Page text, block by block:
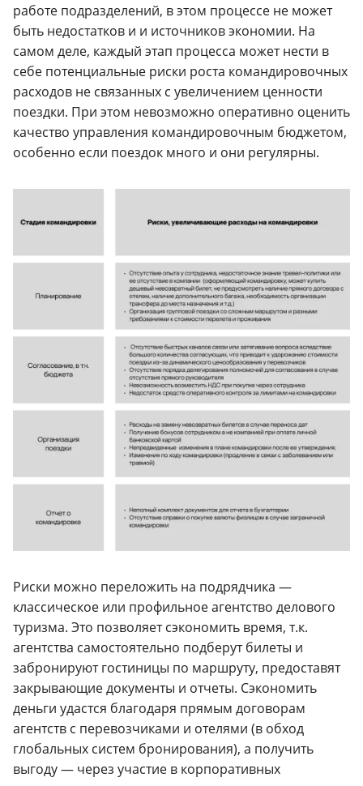
работе подразделений, в этом процессе не может
быть недостатков и и источников экономии. На
самом деле, каждый этап процесса может нести в
себе потенциальные риски роста командировочных
расходов не связанных с увеличением ценности
поездки. При этом невозможно оперативно оценить
качество управления командировочным бюджетом,
особенно если поездок много и они регулярны.
Риски можно переложить на подрядчика —
классическое или профильное агентство делового
туризма. Это позволяет сэкономить время, т.к.
агентства самостоятельно подберут билеты и
забронируют гостиницы по маршруту, предоставят
закрывающие документы и отчеты. Сэкономить
деньги удастся благодаря прямым договорам
агентств с перевозчиками и отелями (в обход
глобальных систем бронирования), а получить
выгоду — через участие в корпоративных